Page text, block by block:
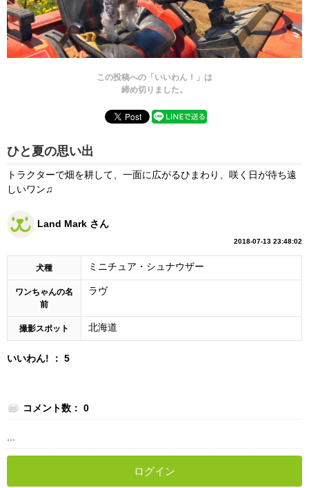
この投稿への「いいわん！」は
締め切りました。
ひと夏の思い出
トラクターで畑を耕して、一面に広がるひまわり、咲く日が待ち遠
しいワン♫
Land Mark さん
2018-07-13 23:48:02
犬種 ミニチュア・シュナウザー
ワンちゃんの名
前
ラヴ
撮影スポット 北海道
いいわん! ： 5
コメント数： 0
ログイン